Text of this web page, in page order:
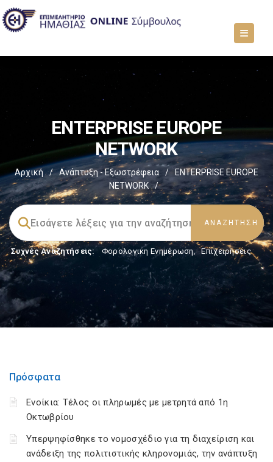
ENTERPRISE EUROPE
NETWORK
Αρχική / Ανάπτυξη - Εξωστρέφεια /
ENTERPRISE EUROPE
NETWORK
/
Συχνές Αναζητήσεις: Φορολογικη Ενημέρωση, Επιχειρήσεις
Πρόσφατα
Ενοίκια: Τέλος οι πληρωμές με μετρητά από 1η
Οκτωβρίου
Υπερψηφίσθηκε το νομοσχέδιο για τη διαχείριση και
ανάδειξη της πολιτιστικής κληρονομιάς, την ανάπτυξη